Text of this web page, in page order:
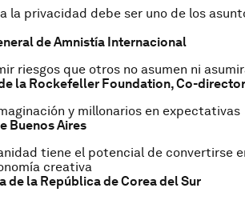
la privacidad debe ser uno de los
de Amnistía Internacional
riesgos que otros no asumen ni
la Rockefeller Foundation, Co-
y millonarios en expectativas
Buenos Aires
tiene el potencial de convertirse
creativa
de la República de Corea del Sur